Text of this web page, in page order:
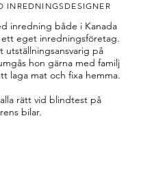
INREDNINGSDESIGNER
inredning både i Kanada
eget inredningsföretag.
utställningsansvarig på
hon gärna med familj
laga mat och fixa hemma.
rätt vid blindtest på
bilar.